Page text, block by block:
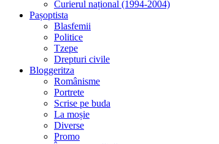
Curierul național (1994-2004)
Pașoptista
Blasfemii
Politice
Tzepe
Drepturi civile
Bloggeritza
Românisme
Portrete
Scrise pe buda
La moșie
Diverse
Promo